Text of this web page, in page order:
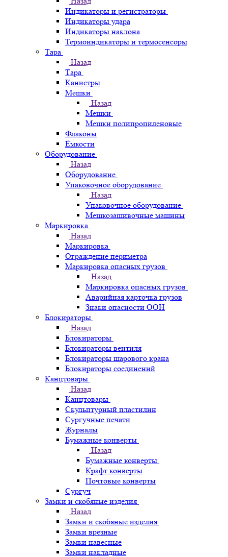
Индикаторы и регистраторы
Индикаторы удара
Индикаторы наклона
Термоиндикаторы и термосенсоры
Тара
Назад
Тара
Канистры
Мешки
Назад
Мешки
Мешки полипропиленовые
Флаконы
Ёмкости
Оборудование
Назад
Оборудование
Упаковочное оборудование
Назад
Упаковочное оборудование
Мешкозашивочные машины
Маркировка
Назад
Маркировка
Ограждение периметра
Маркировка опасных грузов
Назад
Маркировка опасных грузов
Аварийная карточка грузов
Знаки опасности ООН
Блокираторы
Назад
Блокираторы
Блокираторы вентиля
Блокираторы шарового крана
Блокираторы соединений
Канцтовары
Назад
Канцтовары
Скульптурный пластилин
Сургучные печати
Журналы
Бумажные конверты
Назад
Бумажные конверты
Крафт конверты
Почтовые конверты
Сургуч
Замки и скобяные изделия
Назад
Замки и скобяные изделия
Замки врезные
Замки навесные
Замки накладные